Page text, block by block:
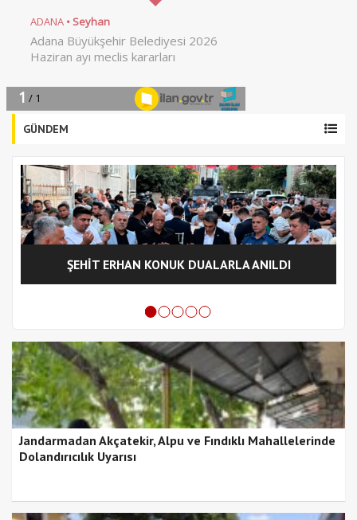
GÜNDEM
ŞEHİT ERHAN KONUK DUALARLA ANILDI
Jandarmadan Akçatekir, Alpu ve Fındıklı Mahallelerinde
Dolandırıcılık Uyarısı